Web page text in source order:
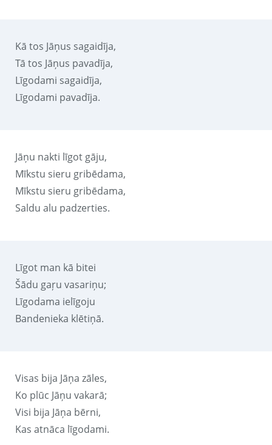
Kā tos Jāņus sagaidīja,
Tā tos Jāņus pavadīja,
Līgodami sagaidīja,
Līgodami pavadīja.
Jāņu nakti līgot gāju,
Mīkstu sieru gribēdama,
Mīkstu sieru gribēdama,
Saldu alu padzerties.
Līgot man kā bitei
Šādu gaŗu vasariņu;
Līgodama ielīgoju
Bandenieka klētiņā.
Visas bija Jāņa zāles,
Ko plūc Jāņu vakarā;
Visi bija Jāņa bērni,
Kas atnāca līgodami.